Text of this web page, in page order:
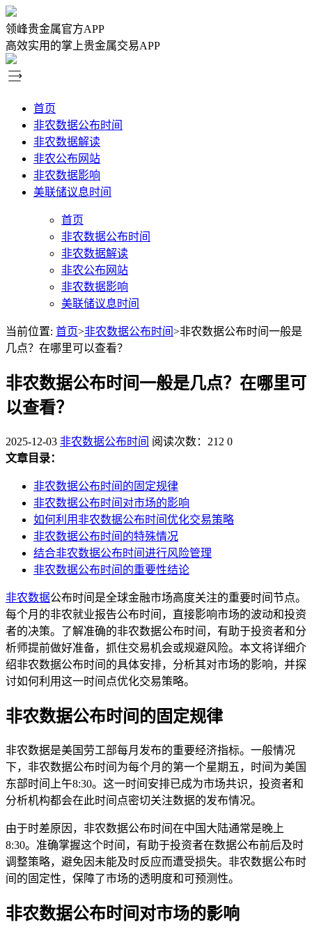
领峰贵金属官方APP
高效实用的掌上贵金属交易APP
首页
非农数据公布时间
非农数据解读
非农公布网站
非农数据影响
美联储议息时间
首页
非农数据公布时间
非农数据解读
非农公布网站
非农数据影响
美联储议息时间
当前位置: 首页>非农数据公布时间>非农数据公布时间一般是
几点？在哪里可以查看？
非农数据公布时间一般是几点？在哪里可
以查看？
2025-12-03 非农数据公布时间 阅读次数：212 0
文章目录：
非农数据公布时间的固定规律
非农数据公布时间对市场的影响
如何利用非农数据公布时间优化交易策略
非农数据公布时间的特殊情况
结合非农数据公布时间进行风险管理
非农数据公布时间的重要性结论
非农数据公布时间是全球金融市场高度关注的重要时间节点。
每个月的非农就业报告公布时间，直接影响市场的波动和投资
者的决策。了解准确的非农数据公布时间，有助于投资者和分
析师提前做好准备，抓住交易机会或规避风险。本文将详细介
绍非农数据公布时间的具体安排，分析其对市场的影响，并探
讨如何利用这一时间点优化交易策略。
非农数据公布时间的固定规律
非农数据是美国劳工部每月发布的重要经济指标。一般情况
下，非农数据公布时间为每个月的第一个星期五，时间为美国
东部时间上午8:30。这一时间安排已成为市场共识，投资者和
分析机构都会在此时间点密切关注数据的发布情况。
由于时差原因，非农数据公布时间在中国大陆通常是晚上
8:30。准确掌握这个时间，有助于投资者在数据公布前后及时
调整策略，避免因未能及时反应而遭受损失。非农数据公布时
间的固定性，保障了市场的透明度和可预测性。
非农数据公布时间对市场的影响